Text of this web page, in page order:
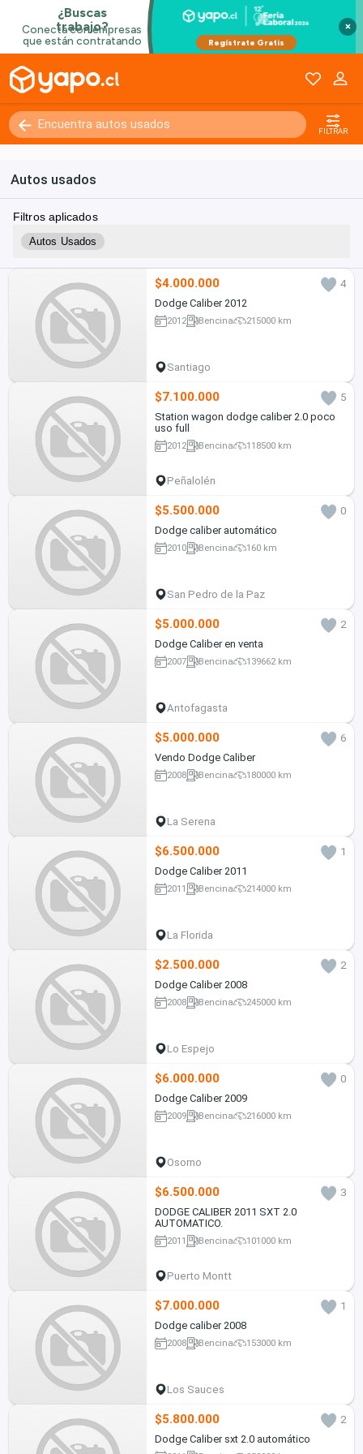
×
FILTRAR
Autos usados
Filtros aplicados
Autos Usados
$4.000.000
4
Dodge Caliber 2012
2012 Bencina 215000 km
Santiago
$7.100.000
5
Station wagon dodge caliber 2.0 poco
uso full
2012 Bencina 118500 km
Peñalolén
$5.500.000
0
Dodge caliber automático
2010 Bencina 160 km
San Pedro de la Paz
$5.000.000
2
Dodge Caliber en venta
2007 Bencina 139662 km
Antofagasta
$5.000.000
6
Vendo Dodge Caliber
2008 Bencina 180000 km
La Serena
$6.500.000
1
Dodge Caliber 2011
2011 Bencina 214000 km
La Florida
$2.500.000
2
Dodge Caliber 2008
2008 Bencina 245000 km
Lo Espejo
$6.000.000
0
Dodge Caliber 2009
2009 Bencina 216000 km
Osorno
$6.500.000
3
DODGE CALIBER 2011 SXT 2.0
AUTOMATICO.
2011 Bencina 101000 km
Puerto Montt
$7.000.000
1
Dodge caliber 2008
2008 Bencina 153000 km
Los Sauces
$5.800.000
2
Dodge Caliber sxt 2.0 automático